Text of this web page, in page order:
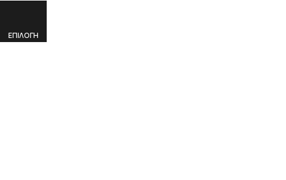
ΕΠΙΛΟΓΉ